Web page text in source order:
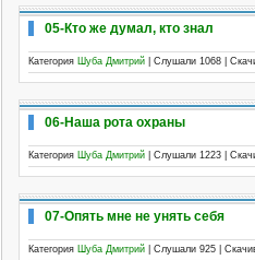
05-Кто же думал, кто знал
Категория Шуба Дмитрий | Слушали 1068 |
06-Наша рота охраны
Категория Шуба Дмитрий | Слушали 1223 |
07-Опять мне не унять себя
Категория Шуба Дмитрий | Слушали 925 |